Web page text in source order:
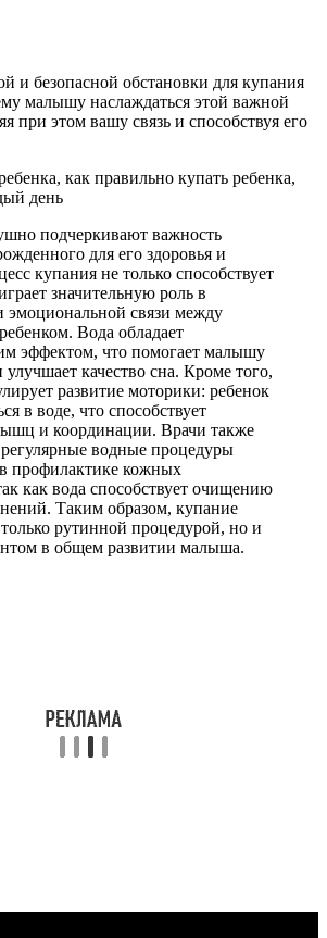
и безопасной обстановки для купания
малышу наслаждаться этой важной
при этом вашу связь и способствуя его
подчеркивают важность
для его здоровья и
купания не только способствует
значительную роль в
эмоциональной связи между
Вода обладает
эффектом, что помогает малышу
улучшает качество сна. Кроме того,
развитие моторики: ребенок
в воде, что способствует
и координации. Врачи также
водные процедуры
профилактике кожных
как вода способствует очищению
Таким образом, купание
рутинной процедурой, но и
в общем развитии малыша.